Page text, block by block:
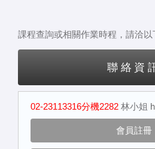
課程查詢或相關作業時程，請洽以
聯絡資
02-23113316分機2282 林小姐
會員註冊